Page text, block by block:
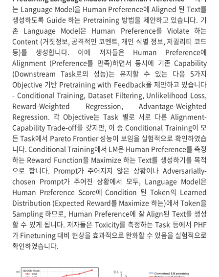
는 Language Model을 Human Preference에 Aligned 된 Text를
생성하도록 Guide 하는 Pretraining 방법을 제안하고 있습니다. 기
존 Language Model은 Human Preference를 Violate 하는
Content (거짓정보, 공격적인 코멘트, 개인 식별 정보, 저퀄리티 코드
등)를 생성합니다. 이에 저자들은 Human Preference에
Alignment (Preference를 만족)하면서 동시에 기존 Capability
(Downstream Task로의 성능)는 유지할 수 있는 다음 5가지
Objective 기반 Pretraining with Feedback을 제안하고 있습니다
- Conditional Training, Dataset Filtering, Unlikelihood Loss,
Reward-Weighted Regression, Advantage-Weighted
Regression. 각 Objective는 Task 별로 서로 다른 Alignment-
Capability Trade-off를 갖지만, 이 중 Conditional Training이 모
든 Task에서 Pareto Frontier 성능이 보임을 실험적으로 확인하였습
니다. Conditional Training에서 LM은 Human Preference를 측정
하는 Reward Function을 Maximize 하는 Text를 생성하기를 목적
으로 합니다. Prompt가 주어지지 않은 상황이나 Adversarially-
chosen Prompt가 주어진 상황에서 모두, Language Model은
Human Preference Score에 Condition 된 Token의 Learned
Distribution (Expected Reward를 Maximize 하는)에서 Token을
Sampling 하므로, Human Preference에 잘 Align된 Text를 생성
할 수 있게 됩니다. 저자들은 Toxicity를 측정하는 Task 등에서 PHF
가 Finetuning 대비 현상을 효과적으로 완화할 수 있음을 실험적으로
확인하였습니다.